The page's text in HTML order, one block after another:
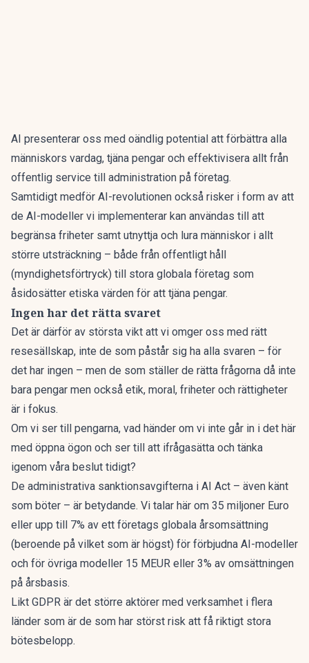
AI presenterar oss med oändlig potential att förbättra alla
människors vardag, tjäna pengar och effektivisera allt från
offentlig service till administration på företag.
Samtidigt medför AI-revolutionen också risker i form av att
de AI-modeller vi implementerar kan användas till att
begränsa friheter samt utnyttja och lura människor i allt
större utsträckning – både från offentligt håll
(myndighetsförtryck) till stora globala företag som
åsidosätter etiska värden för att tjäna pengar.
Ingen har det rätta svaret
Det är därför av största vikt att vi omger oss med rätt
resesällskap, inte de som påstår sig ha alla svaren – för
det har ingen – men de som ställer de rätta frågorna då inte
bara pengar men också etik, moral, friheter och rättigheter
är i fokus.
Om vi ser till pengarna, vad händer om vi inte går in i det här
med öppna ögon och ser till att ifrågasätta och tänka
igenom våra beslut tidigt?
De administrativa sanktionsavgifterna i AI Act – även känt
som böter – är betydande. Vi talar här om 35 miljoner Euro
eller upp till 7% av ett företags globala årsomsättning
(beroende på vilket som är högst) för förbjudna AI-modeller
och för övriga modeller 15 MEUR eller 3% av omsättningen
på årsbasis.
Likt GDPR är det större aktörer med verksamhet i flera
länder som är de som har störst risk att få riktigt stora
bötesbelopp.